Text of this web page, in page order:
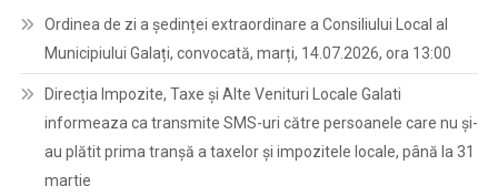
Ordinea de zi a ședinței extraordinare a Consiliului Local al
Municipiului Galați, convocată, marți, 14.07.2026, ora 13:00
Direcția Impozite, Taxe și Alte Venituri Locale Galati
informeaza ca transmite SMS-uri către persoanele care nu și-
au plătit prima tranșă a taxelor și impozitele locale, până la 31
martie